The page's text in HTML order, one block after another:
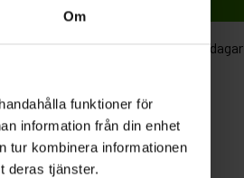
Om
funktioner för
information från din enhet
tur kombinera informationen
deras tjänster.
1500kr Leverans inom 1-5 dagar